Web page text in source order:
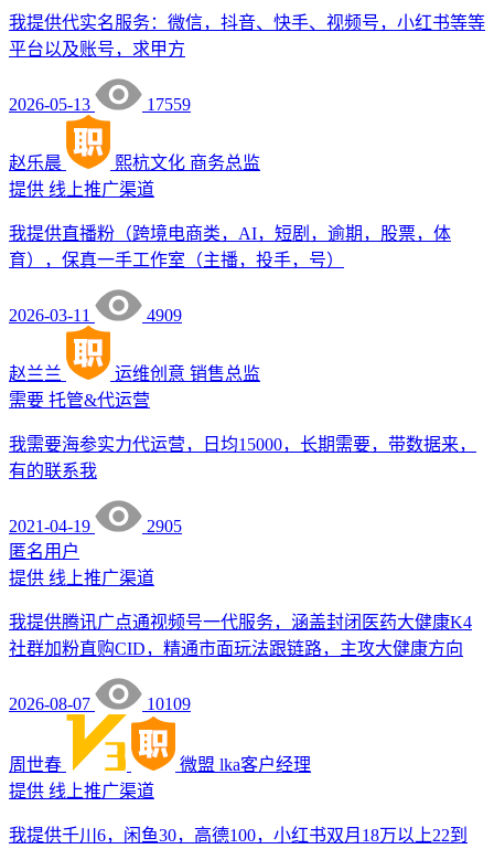
我提供代实名服务：微信，抖音、快手、视频号，小红书等等
平台以及账号，求甲方
2026-05-13 17559
赵乐晨 熙杭文化 商务总监
提供 线上推广渠道
我提供直播粉（跨境电商类，AI，短剧，逾期，股票，体
育），保真一手工作室（主播，投手，号）
2026-03-11 4909
赵兰兰 运维创意 销售总监
需要 托管&代运营
我需要海参实力代运营，日均15000，长期需要，带数据来，
有的联系我
2021-04-19
2905
匿名用户
提供 线上推广渠道
我提供腾讯广点通视频号一代服务，涵盖封闭医药大健康K4
社群加粉直购CID，精通市面玩法跟链路，主攻大健康方向
2026-08-07 10109
周世春 微盟 lka客户经理
提供 线上推广渠道
我提供千川6，闲鱼30，高德100，小红书双月18万以上22到